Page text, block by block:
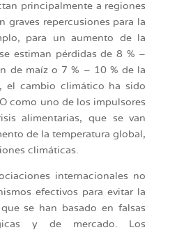
principalmente a regiones
graves repercusiones para la
para un aumento de la
estiman pérdidas de 8 % –
de maíz o 7 % – 10 % de la
el cambio climático ha sido
como uno de los impulsores
alimentarias, que se van
de la temperatura global,
climáticas.
internacionales no
efectivos para evitar la
se han basado en falsas
y de mercado. Los